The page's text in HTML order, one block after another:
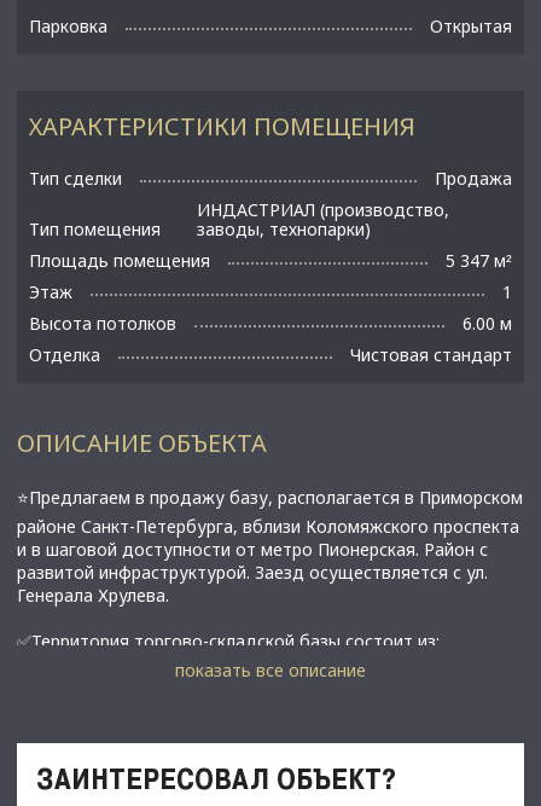
ХАРАКТЕРИСТИКИ ПОМЕЩЕНИЯ
Тип сделки Продажа
Тип помещения
ИНДАСТРИАЛ (производство,
заводы, технопарки)
Площадь помещения
5 347 м²
Этаж
1
Высота потолков
6.00 м
Отделка
Чистовая стандарт
Парковка
Открытая
ОПИСАНИЕ ОБЪЕКТА
⭐Предлагаем в продажу базу, располагается в Приморском
районе Санкт-Петербурга, вблизи Коломяжского проспекта
и в шаговой доступности от метро Пионерская. Район с
развитой инфраструктурой. Заезд осуществляется с ул.
Генерала Хрулева.
✅Территория торгово-складской базы состоит из:
• Нежилого здания: 5347,1 м2, в котором располагаются
• 3 этажа;
показать все описание
ЗАИНТЕРЕСОВАЛ ОБЪЕКТ?